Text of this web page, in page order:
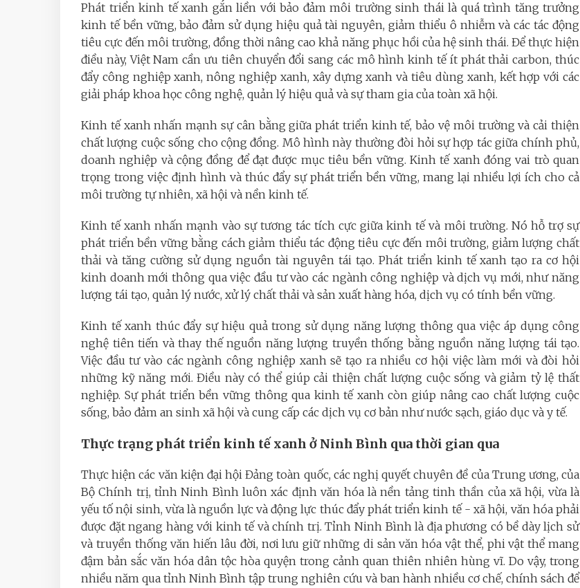
Phát triển kinh tế xanh gắn liền với bảo đảm môi trường sinh thái là quá trình tăng trưởng
kinh tế bền vững, bảo đảm sử dụng hiệu quả tài nguyên, giảm thiểu ô nhiễm và các tác động
tiêu cực đến môi trường, đồng thời nâng cao khả năng phục hồi của hệ sinh thái. Để thực hiện
điều này, Việt Nam cần ưu tiên chuyển đổi sang các mô hình kinh tế ít phát thải carbon, thúc
đẩy công nghiệp xanh, nông nghiệp xanh, xây dựng xanh và tiêu dùng xanh, kết hợp với các
giải pháp khoa học công nghệ, quản lý hiệu quả và sự tham gia của toàn xã hội.
Kinh tế xanh nhấn mạnh sự cân bằng giữa phát triển kinh tế, bảo vệ môi trường và cải thiện
chất lượng cuộc sống cho cộng đồng. Mô hình này thường đòi hỏi sự hợp tác giữa chính phủ,
doanh nghiệp và cộng đồng để đạt được mục tiêu bền vững. Kinh tế xanh đóng vai trò quan
trọng trong việc định hình và thúc đẩy sự phát triển bền vững, mang lại nhiều lợi ích cho cả
môi trường tự nhiên, xã hội và nền kinh tế.
Kinh tế xanh nhấn mạnh vào sự tương tác tích cực giữa kinh tế và môi trường. Nó hỗ trợ sự
phát triển bền vững bằng cách giảm thiểu tác động tiêu cực đến môi trường, giảm lượng chất
thải và tăng cường sử dụng nguồn tài nguyên tái tạo. Phát triển kinh tế xanh tạo ra cơ hội
kinh doanh mới thông qua việc đầu tư vào các ngành công nghiệp và dịch vụ mới, như năng
lượng tái tạo, quản lý nước, xử lý chất thải và sản xuất hàng hóa, dịch vụ có tính bền vững.
Kinh tế xanh thúc đẩy sự hiệu quả trong sử dụng năng lượng thông qua việc áp dụng công
nghệ tiên tiến và thay thế nguồn năng lượng truyền thống bằng nguồn năng lượng tái tạo.
Việc đầu tư vào các ngành công nghiệp xanh sẽ tạo ra nhiều cơ hội việc làm mới và đòi hỏi
những kỹ năng mới. Điều này có thể giúp cải thiện chất lượng cuộc sống và giảm tỷ lệ thất
nghiệp. Sự phát triển bền vững thông qua kinh tế xanh còn giúp nâng cao chất lượng cuộc
sống, bảo đảm an sinh xã hội và cung cấp các dịch vụ cơ bản như nước sạch, giáo dục và y tế.
Thực trạng phát triển kinh tế xanh ở Ninh Bình qua thời gian qua
Thực hiện các văn kiện đại hội Đảng toàn quốc, các nghị quyết chuyên đề của Trung ương, của
Bộ Chính trị, tỉnh Ninh Bình luôn xác định văn hóa là nền tảng tinh thần của xã hội, vừa là
yếu tố nội sinh, vừa là nguồn lực và động lực thúc đẩy phát triển kinh tế - xã hội, văn hóa phải
được đặt ngang hàng với kinh tế và chính trị. Tỉnh Ninh Bình là địa phương có bề dày lịch sử
và truyền thống văn hiến lâu đời, nơi lưu giữ những di sản văn hóa vật thể, phi vật thể mang
đậm bản sắc văn hóa dân tộc hòa quyện trong cảnh quan thiên nhiên hùng vĩ. Do vậy, trong
nhiều năm qua tỉnh Ninh Bình tập trung nghiên cứu và ban hành nhiều cơ chế, chính sách để